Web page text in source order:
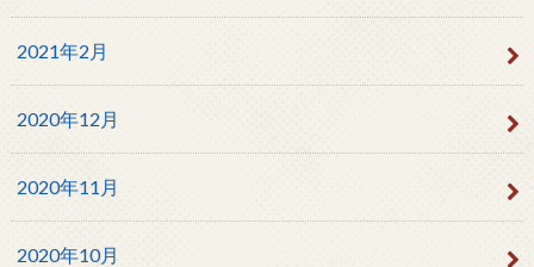
2021年2月
2020年12月
2020年11月
2020年10月